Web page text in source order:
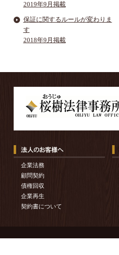
2019年9月掲載
保証に関するルールが変わりま
す
2018年9月掲載
企業法務
顧問契約
債権回収
企業再生
契約書について